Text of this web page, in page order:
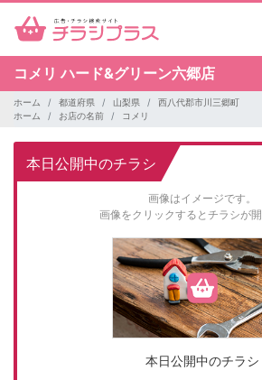
コメリハード&グリーン六郷店
ホーム 都道府県 山梨県
西八代郡市川三郷町
ホーム
お店の名前 コメリ
本日公開中のチラシ
画像はイメージです。
画像をクリックするとチラシが開
本日公開中のチラシ